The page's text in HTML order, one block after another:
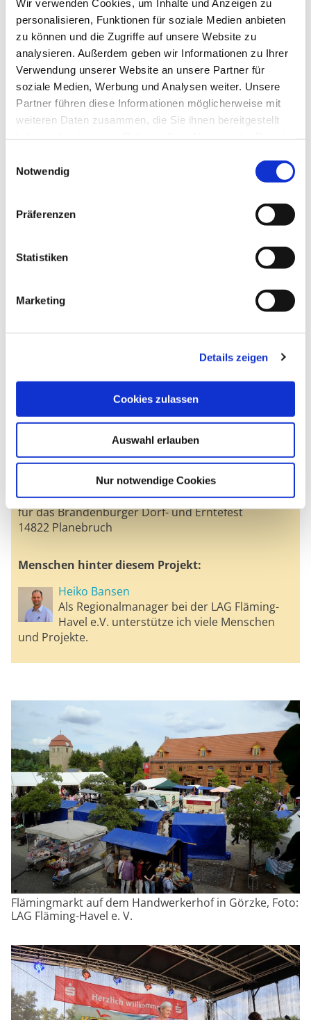
Wir verwenden Cookies, um Inhalte und Anzeigen zu
personalisieren, Funktionen für soziale Medien anbieten
zu können und die Zugriffe auf unsere Website zu
analysieren. Außerdem geben wir Informationen zu Ihrer
Verwendung unserer Website an unsere Partner für
soziale Medien, Werbung und Analysen weiter. Unsere
Partner führen diese Informationen möglicherweise mit
weiteren Daten zusammen, die Sie ihnen bereitgestellt
Notwendig
Präferenzen
Statistiken
Marketing
Details zeigen
Cookies zulassen
Auswahl erlauben
Nur notwendige Cookies
im Rahmen des Brandenburger Dorf- und
14822 Planebruch / Damelang
Tel.:033849 901948
Projektträger/Organisation
Festverein Planebruch
Herr Dr. Stephan Burow
für das Brandenburger Dorf- und Erntefest
14822 Planebruch
Menschen hinter diesem Projekt:
Heiko Bansen
Als Regionalmanager bei der LAG Fläming-
Havel e.V. unterstütze ich viele Menschen
und Projekte.
Flämingmarkt auf dem Handwerkerhof in Görzke, Foto:
LAG Fläming-Havel e. V.